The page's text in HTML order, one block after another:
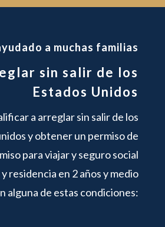
a muchas familias
sin salir de los
Estados Unidos
a arreglar sin salir de los
y obtener un permiso de
para viajar y seguro social
y residencia en 2 años y medio
alguna de estas condiciones: